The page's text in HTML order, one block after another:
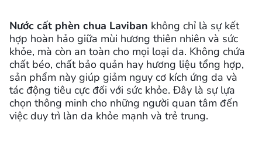
Nước cất phèn chua Laviban không chỉ là sự kết
hợp hoàn hảo giữa mùi hương thiên nhiên và sức
khỏe, mà còn an toàn cho mọi loại da. Không chứa
chất béo, chất bảo quản hay hương liệu tổng hợp,
sản phẩm này giúp giảm nguy cơ kích ứng da và
tác động tiêu cực đối với sức khỏe. Đây là sự lựa
chọn thông minh cho những người quan tâm đến
việc duy trì làn da khỏe mạnh và trẻ trung.